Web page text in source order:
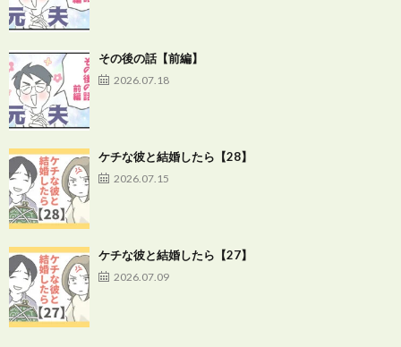
その後の話【前編】
2026.07.18
ケチな彼と結婚したら【28】
2026.07.15
ケチな彼と結婚したら【27】
2026.07.09